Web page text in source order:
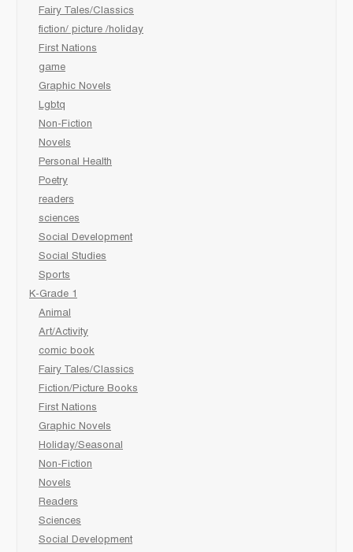
Fairy Tales/Classics
fiction/ picture /holiday
First Nations
game
Graphic Novels
Lgbtq
Non-Fiction
Novels
Personal Health
Poetry
readers
sciences
Social Development
Social Studies
Sports
K-Grade 1
Animal
Art/Activity
comic book
Fairy Tales/Classics
Fiction/Picture Books
First Nations
Graphic Novels
Holiday/Seasonal
Non-Fiction
Novels
Readers
Sciences
Social Development